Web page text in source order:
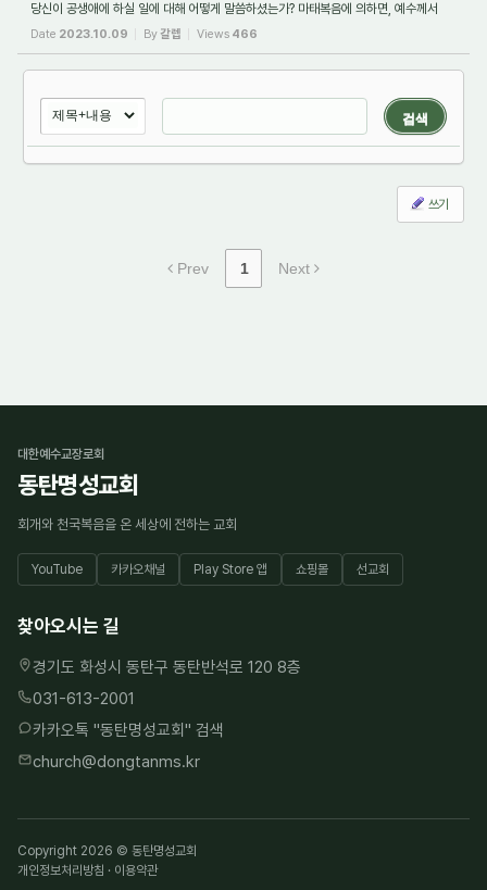
당신이 공생애에 하실 일에 대해 어떻게 말씀하셨는가? 마태복음에 의하면, 예수께서
공생애에 ...
Date 2023.10.09 By갈렙 Views 466
검색
쓰기
Prev 1 Next
대한예수교장로회
동탄명성교회
회개와 천국복음을 온 세상에 전하는 교회
YouTube 카카오채널 Play Store 앱 쇼핑몰 선교회
찾아오시는 길
경기도 화성시 동탄구 동탄반석로 120 8층
031-613-2001
카카오톡 "동탄명성교회" 검색
church@dongtanms.kr
Copyright 2026 © 동탄명성교회
개인정보처리방침 · 이용약관